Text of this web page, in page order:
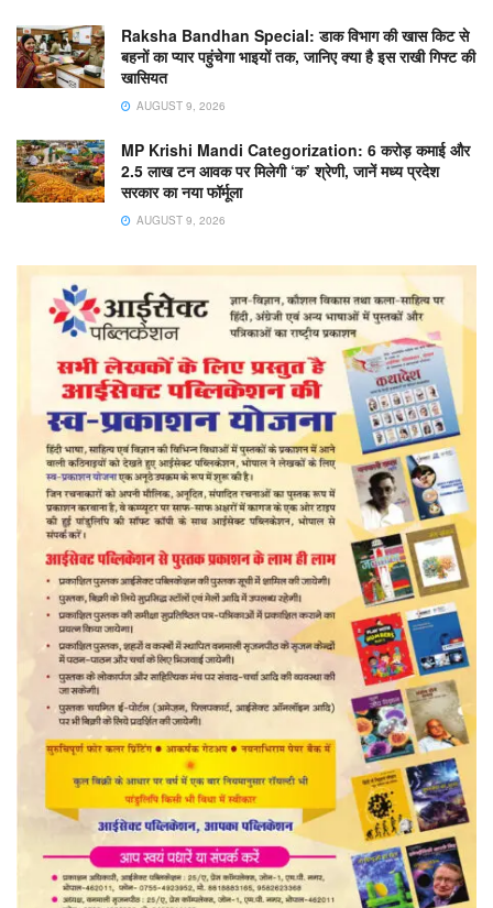
Raksha Bandhan Special: डाक विभाग की खास किट से
बहनों का प्यार पहुंचेगा भाइयों तक, जानिए क्या है इस राखी गिफ्ट की
खासियत
AUGUST 9, 2026
MP Krishi Mandi Categorization: 6 करोड़ कमाई और
2.5 लाख टन आवक पर मिलेगी ‘क’ श्रेणी, जानें मध्य प्रदेश
सरकार का नया फॉर्मूला
AUGUST 9, 2026